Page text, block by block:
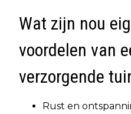
Wat zijn nou
voordelen van
verzorgende
Rust en